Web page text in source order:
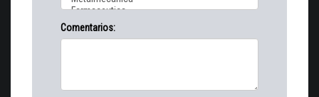
Comentarios: